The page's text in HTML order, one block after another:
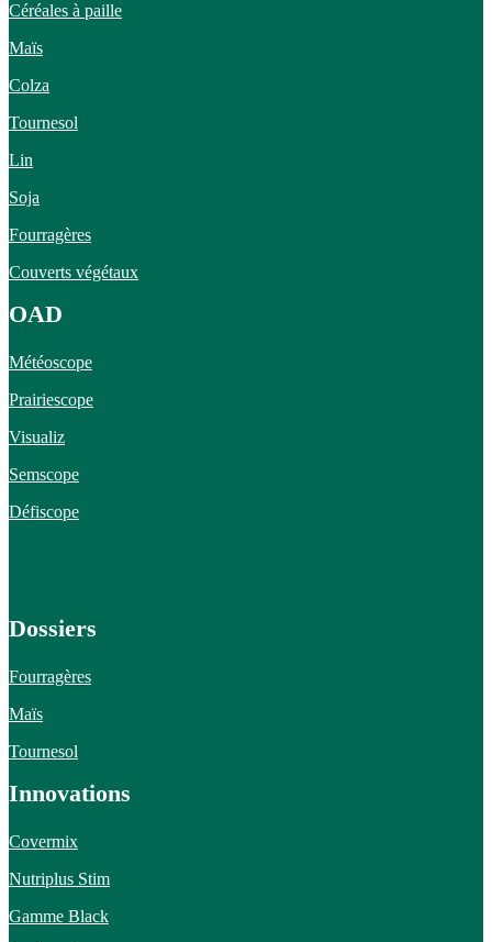
Céréales à paille
Maïs
Colza
Tournesol
Lin
Soja
Fourragères
Couverts végétaux
OAD
Météoscope
Prairiescope
Visualiz
Semscope
Défiscope
Dossiers
Fourragères
Maïs
Tournesol
Innovations
Covermix
Nutriplus Stim
Gamme Black